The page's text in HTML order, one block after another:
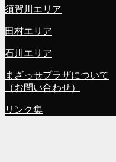
須賀川エリア
田村エリア
石川エリア
まざっせプラザについて
（お問い合わせ）
リンク集